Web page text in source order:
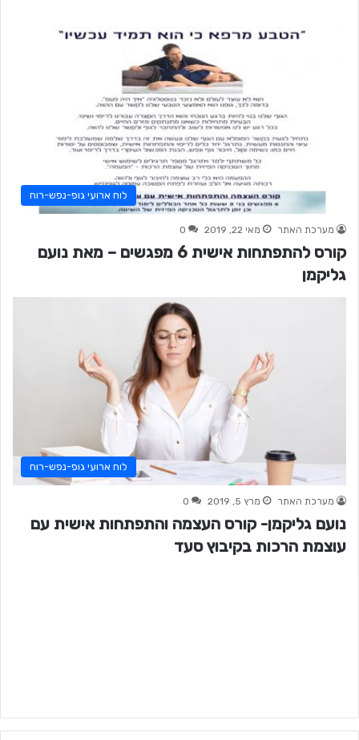
לוח ארועי גופ-נפש-רוח
מערכת האתר מאי 22, 2019 0
קורס להתפתחות אישית 6 מפגשים – מאת נועם
גליקמן
לוח ארועי גופ-נפש-רוח
מערכת האתר מרץ 5, 2019 0
נועם גליקמן- קורס העצמה והתפתחות אישית עם
עוצמת הרכות בקיבוץ סעד